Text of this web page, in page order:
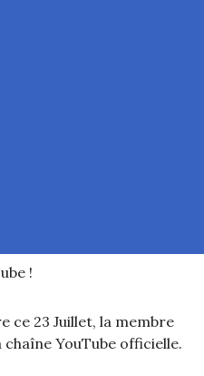
!
ce 23 Juillet, la membre
YouTube officielle.